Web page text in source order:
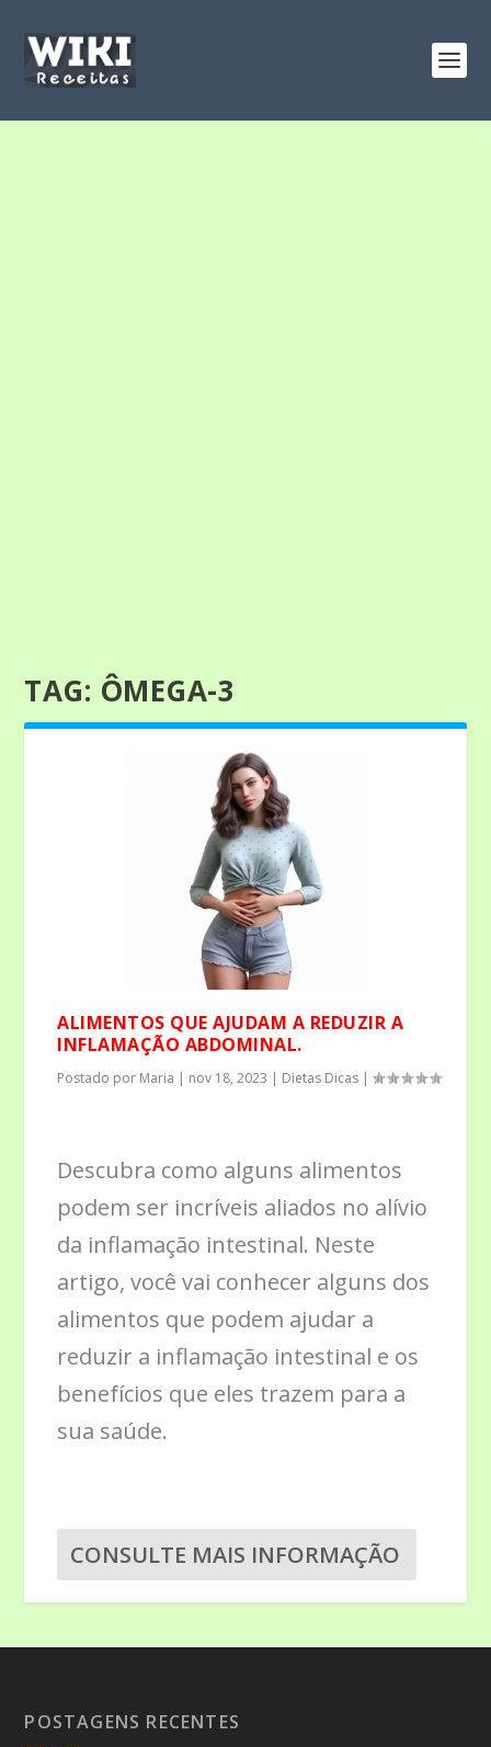
TAG: ÔMEGA-3
ALIMENTOS QUE AJUDAM A REDUZIR A
INFLAMAÇÃO ABDOMINAL.
Postado por Maria | nov 18, 2023 | Dietas Dicas |
Descubra como alguns alimentos
podem ser incríveis aliados no alívio
da inflamação intestinal. Neste
artigo, você vai conhecer alguns dos
alimentos que podem ajudar a
reduzir a inflamação intestinal e os
benefícios que eles trazem para a
sua saúde.
CONSULTE MAIS INFORMAÇÃO
POSTAGENS RECENTES